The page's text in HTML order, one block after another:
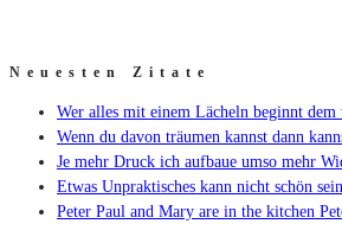
Neuesten Zitate
Wer alles mit einem Lächeln beginnt dem
Wenn du davon träumen kannst dann
Je mehr Druck ich aufbaue umso mehr
Etwas Unpraktisches kann nicht schön sein
Peter Paul and Mary are in the kitchen